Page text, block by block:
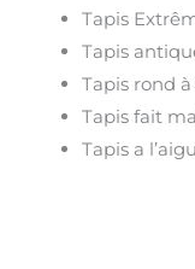
Tapis
Tapis
Tapis rond
Tapis fait
Tapis a